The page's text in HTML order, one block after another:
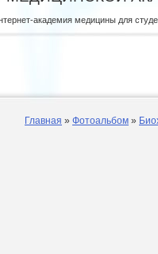
академия медицины для
Главная » Фотоальбом »